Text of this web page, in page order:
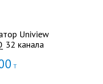
Uniview
32 канала
Т